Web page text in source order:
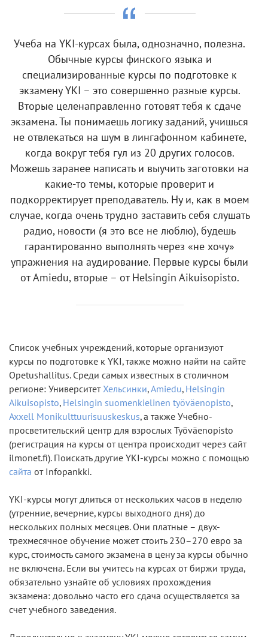
Учеба на YKI-курсах была, однозначно, полезна.
Обычные курсы финского языка и
специализированные курсы по подготовке к
экзамену YKI – это совершенно разные курсы.
Вторые целенаправленно готовят тебя к сдаче
экзамена. Ты понимаешь логику заданий, учишься
не отвлекаться на шум в лингафонном кабинете,
когда вокруг тебя гул из 20 других голосов.
Можешь заранее написать и выучить заготовки на
какие-то темы, которые проверит и
подкорректирует преподаватель. Ну и, как в моем
случае, когда очень трудно заставить себя слушать
радио, новости (я это все не люблю), будешь
гарантированно выполнять через «не хочу»
упражнения на аудирование. Первые курсы были
от Amiedu, вторые – от Helsingin Aikuisopisto.
Список учебных учреждений, которые организуют
курсы по подготовке к YKI, также можно найти на сайте
Opetushallitus. Среди самых известных в столичном
регионе: УниверситетХельсинки,Amiedu, Helsingin
Aikuisopisto, Helsingin suomenkielinen työväenopisto,
Axxell Monikulttuurisuuskeskus, а также Учебно-
просветительский центр для взрослых Työväenopisto
(регистрация на курсы от центра происходит через сайт
ilmonet.fi). Поискать другие YKI-курсы можно с помощью
сайта от Infopankki.
YKI-курсы могут длиться от нескольких часов в неделю
(утренние, вечерние, курсы выходного дня) до
нескольких полных месяцев. Они платные – двух-
трехмесячное обучение может стоить 230–270 евро за
курс, стоимость самого экзамена в цену за курсы обычно
не включена. Если вы учитесь на курсах от биржи труда,
обязательно узнайте об условиях прохождения
экзамена: довольно часто его сдача осуществляется за
счет учебного заведения.